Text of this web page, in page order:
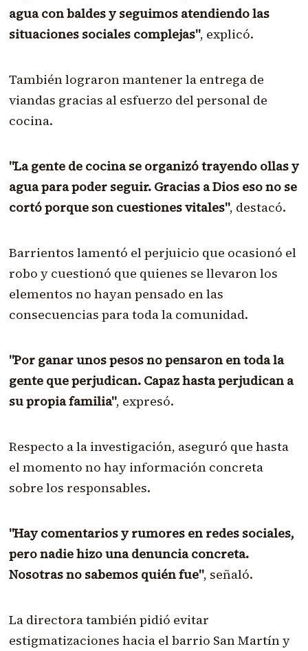
agua con baldes y seguimos atendiendo las
situaciones sociales complejas", explicó.
También lograron mantener la entrega de
viandas gracias al esfuerzo del personal de
cocina.
"La gente de cocina se organizó trayendo ollas y
agua para poder seguir. Gracias a Dios eso no se
cortó porque son cuestiones vitales", destacó.
Barrientos lamentó el perjuicio que ocasionó el
robo y cuestionó que quienes se llevaron los
elementos no hayan pensado en las
consecuencias para toda la comunidad.
"Por ganar unos pesos no pensaron en toda la
gente que perjudican. Capaz hasta perjudican a
su propia familia", expresó.
Respecto a la investigación, aseguró que hasta
el momento no hay información concreta
sobre los responsables.
"Hay comentarios y rumores en redes sociales,
pero nadie hizo una denuncia concreta.
Nosotras no sabemos quién fue", señaló.
La directora también pidió evitar
estigmatizaciones hacia el barrio San Martín y